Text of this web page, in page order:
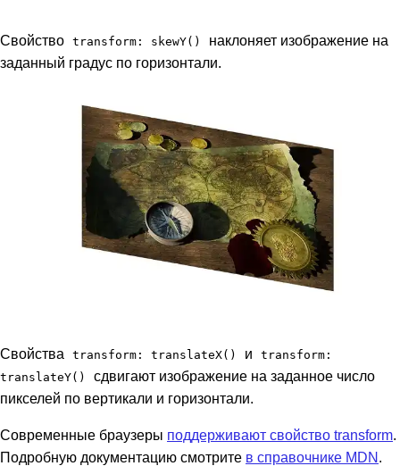
Свойство transform: skewY()
наклоняет изображение на
заданный градус по горизонтали.
Свойства transform: translateX() и
transform:
translateY()
сдвигают изображение на заданное число
пикселей по вертикали и горизонтали.
Современные браузеры поддерживают свойство transform.
Подробную документацию смотрите в справочнике MDN.